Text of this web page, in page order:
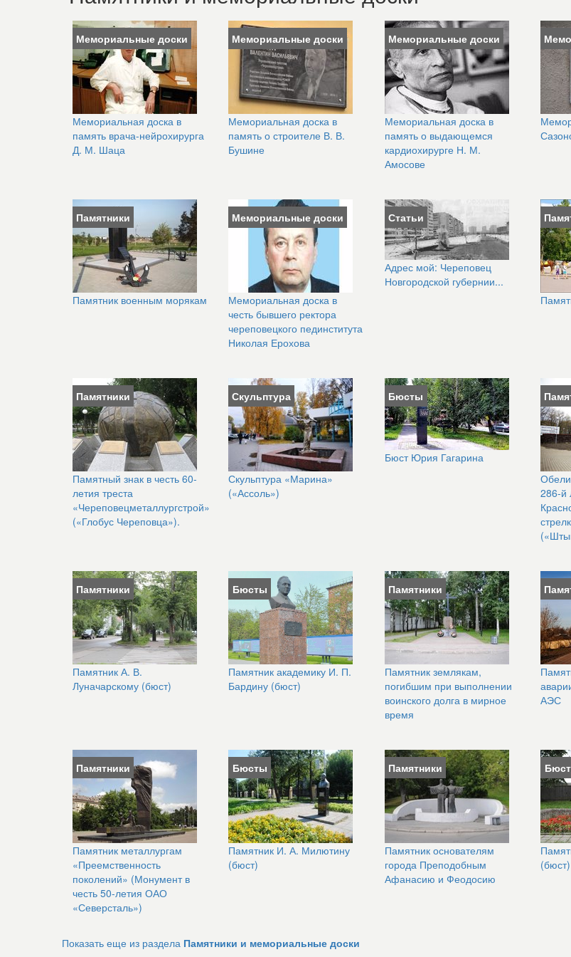
Мемориальные доски
Мемориальная доска в
память врача-нейрохирурга
Д. М. Шаца
Мемориальные доски
Мемориальная доска в
память о строителе В. В.
Бушине
Мемориальные доски
Мемориальная доска в
память о выдающемся
кардиохирурге Н. М.
Амосове
Памятники
Памятник военным морякам
Мемориальные доски
Мемориальная доска в
честь бывшего ректора
череповецкого пединститута
Николая Ерохова
Статьи
Адрес мой: Череповец
Новгородской губернии...
Памятники
Памятный знак в честь 60-
летия треста
«Череповецметаллургстрой»
(«Глобус Череповца»).
Скульптура
Скульптура «Марина»
(«Ассоль»)
Бюсты
Бюст Юрия Гагарина
286-й
Памятники
Памятник А. В.
Луначарскому (бюст)
Бюсты
Памятник академику И. П.
Бардину (бюст)
Памятники
Памятник землякам,
погибшим при выполнении
воинского долга в мирное
время
АЭС
Памятники
Памятник металлургам
«Преемственность
поколений» (Монумент в
честь 50-летия ОАО
«Северсталь»)
Бюсты
Памятник И. А. Милютину
(бюст)
Памятники
Памятник основателям
города Преподобным
Афанасию и Феодосию
(бюст)
Показать еще из раздела Памятники и мемориальные доски